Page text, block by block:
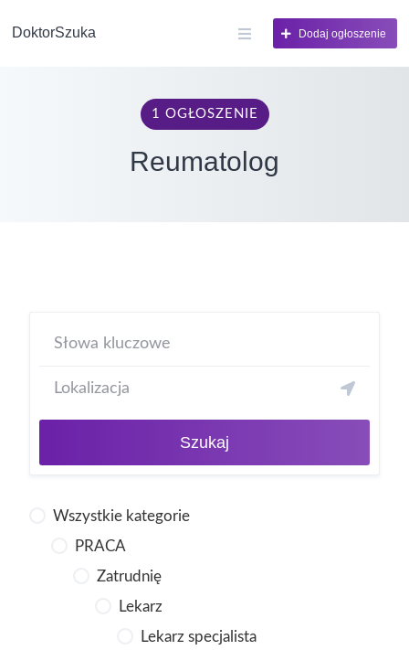
DoktorSzuka Dodaj ogłoszenie
1 OGŁOSZENIE
Reumatolog
Szukaj
Wszystkie kategorie
PRACA
Zatrudnię
Lekarz
Lekarz specjalista